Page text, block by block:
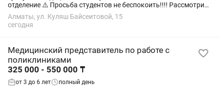
отделение ⚠️ Просьба студентов не беспокоить!!!! Рассмотрим
также медицинских сестер, главное — желание...
Алматы, ул. Куляш Байсеитовой, 15
сегодня
Медицинский представитель по работе с
поликлиниками
325 000 - 550 000 ₸
от 3 до 6 лет полный день